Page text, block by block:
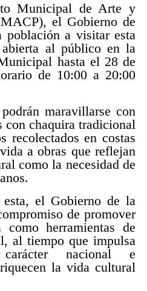
Municipal de Arte y
el Gobierno de
a visitar esta
abierta al público en la
hasta el 28 de
de 10:00 a 20:00
maravillarse con
con chaquira tradicional
recolectados en costas
a obras que reflejan
como la necesidad de
el Gobierno de la
de promover
herramientas de
al tiempo que impulsa
nacional e
la vida cultural